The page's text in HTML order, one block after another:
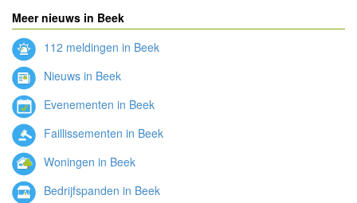
Meer nieuws in Beek
112 meldingen in Beek
Nieuws in Beek
Evenementen in Beek
Faillissementen in Beek
Woningen in Beek
Bedrijfspanden in Beek